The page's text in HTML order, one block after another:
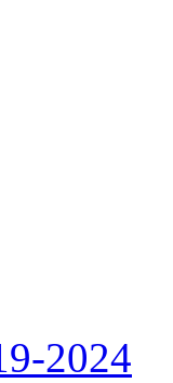
2024